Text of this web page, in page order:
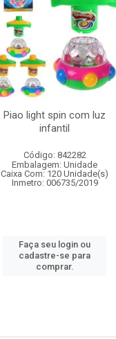
Piao light spin com luz
infantil
Código: 842282
Embalagem: Unidade
Caixa Com: 120 Unidade(s)
Inmetro: 006735/2019
Faça seu login ou
cadastre-se para
comprar.